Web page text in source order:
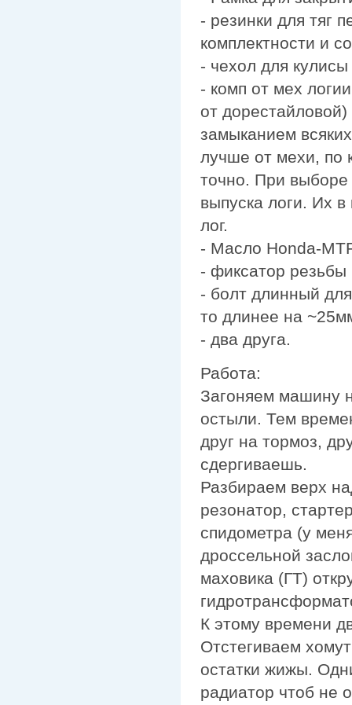
- резинки для тяг
комплектности и
- чехол для
- комп от мех
от
замыканием
лучше от мехи, по
точно. При выборе
выпуска логи. Их
лог.
- Масло Honda-
- фиксатор
- болт длинный
то длинее на
- два друга.
Работа:
Загоняем машину
остыли. Тем
друг на тормоз,
сдергиваешь.
Разбираем верх
резонатор,
спидометра (у
дроссельной
маховика (ГТ)
К этому времени
Отстегиваем
остатки жижы.
радиатор чтоб не